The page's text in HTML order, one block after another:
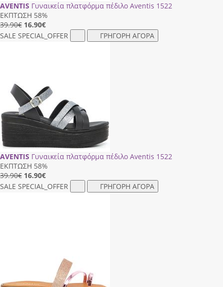
AVENTIS Γυναικεία πλατφόρμα πέδιλο Aventis 1522
ΕΚΠΤΩΣΗ 58%
39.90€ 16.90€
SALE SPECIAL_OFFER ΓΡΗΓΟΡΗ ΑΓΟΡΑ
AVENTIS Γυναικεία πλατφόρμα πέδιλο Aventis 1522
ΕΚΠΤΩΣΗ 58%
39.90€ 16.90€
SALE SPECIAL_OFFER ΓΡΗΓΟΡΗ ΑΓΟΡΑ